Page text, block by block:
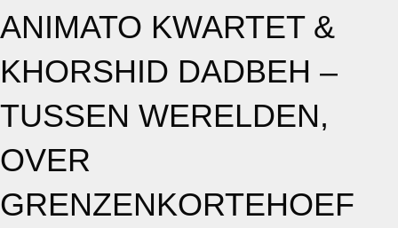
ANIMATO KWARTET &
KHORSHID DADBEH –
TUSSEN WERELDEN,
OVER
GRENZENKORTEHOEF